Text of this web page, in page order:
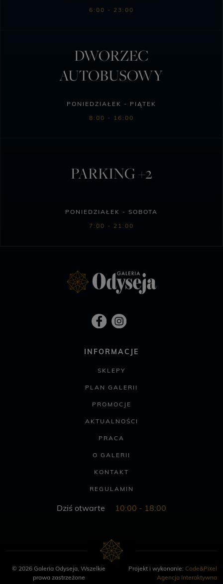
6:00 - 23:00
DWORZEC
AUTOBUSOWY
PONIEDZIAŁEK - PIĄTEK
8:00 - 16:00
PARKING +2
PONIEDZIAŁEK - SOBOTA
7:00 - 21:00
INFORMACJE
SKLEPY
PLAN GALERII
PROMOCJE
AKTUALNOŚCI
PRACA
O GALERII
KONTAKT
REGULAMIN
Dziś otwarte 10:00 - 18:00
© 2026 Galeria Odyseja, Wszelkie
prawa zastrzeżone
Projekt i wykonanie: Code&Pixel
Agencja Interaktywna